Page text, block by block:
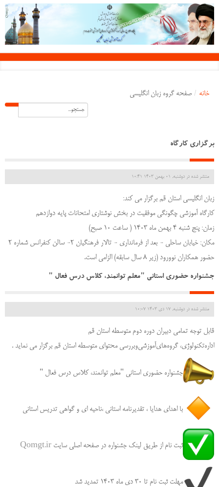
خانه / صفحه گروه زبان انگلیسی
برگزاری کارگاه
منتشر شده در دوشنبه, 01 بهمن 1403 10:41
زبان انگلیسی استان قم برگزار می کند:
کارگاه آموزشی چگونگی موفقیت در بخش نوشتاری امتحانات پایه دوازدهم
زمان: پنج شنبه 4 بهمن ماه ۱۴۰۳ ( ساعت 10 صبح)
مکان: خیابان ساحلی - بعد از فرمانداری - تالار فرهنگیان 2- سالن کنفرانس شماره 2
حضور همکاران نوورود (زیر ۸ سال سابقه) الزامی است.
جشنواره حضوری استانی "معلم توانمند، کلاس درس فعال "
منتشر شده در دوشنبه, 17 دی 1403 10:07
قابل توجه تمامی دبیران دوره دوم متوسطه استان قم
اداره‌تکنولوژی، گروه‌های‌آموزشی‌وبررسی محتوای متوسطه استان قم برگزار می نماید .
جشنواره حضوری استانی "معلم توانمند، کلاس درس فعال "
با اهدای هدایا ، تقدیرنامه استانی ،ناحیه ای و گواهی تدریس استانی
ثبت نام از طریق لینک جشنواره در صفحه اصلی سایت Qomgt.ir
مهلت ثبت نام تا 30 دی ماه ۱۴۰۳ تمدید شد